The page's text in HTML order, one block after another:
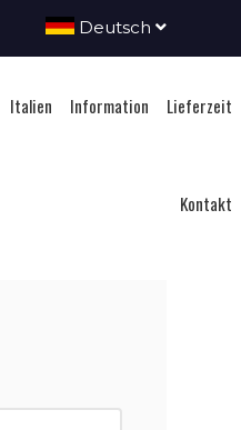
Deutsch
Italien Information Lieferzeit
Kontakt